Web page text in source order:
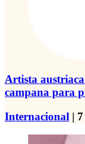
Artista austriaca
campana para
Internacional |